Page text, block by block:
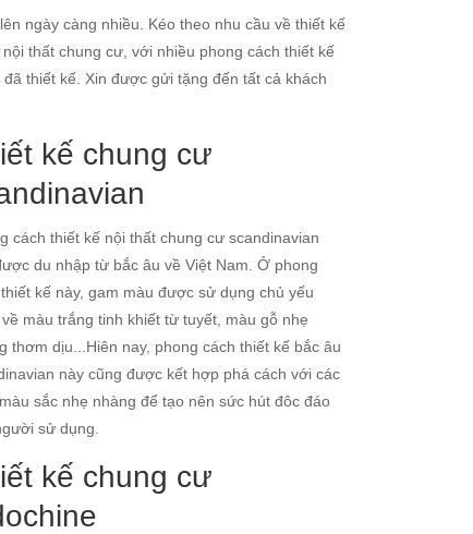
ngày càng nhiều. Kéo theo nhu cầu về thiết kế
thất chung cư, với nhiều phong cách thiết kế
thiết kế. Xin được gửi tặng đến tất cả khách
kế chung cư
cách thiết kế nội thất chung cư scandinavian
du nhập từ bắc âu về Việt Nam. Ở phong
kế này, gam màu được sử dụng chủ yếu
màu trắng tinh khiết từ tuyết, màu gỗ nhẹ
thơm dịu...Hiên nay, phong cách thiết kế bắc âu
này cũng được kết hợp phá cách với các
sắc nhẹ nhàng để tạo nên sức hút đôc đáo
sử dụng.
kế chung cư